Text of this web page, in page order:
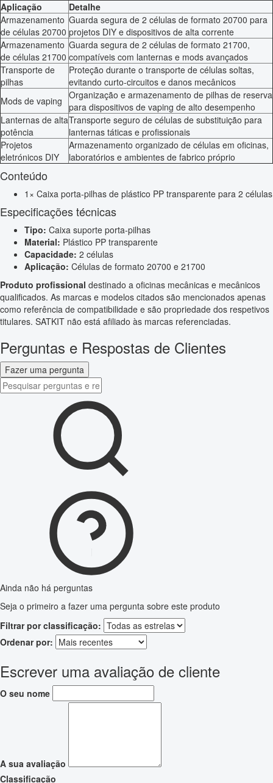
Aplicação
Detalhe
Armazenamento
de células 20700
Guarda segura de 2 células de formato 20700 para
projetos DIY e dispositivos de alta corrente
Armazenamento
de células 21700
Guarda segura de 2 células de formato 21700,
compatíveis com lanternas e mods avançados
Transporte de
pilhas
Proteção durante o transporte de células soltas,
evitando curto-circuitos e danos mecânicos
Mods de vaping Organização e armazenamento de pilhas de reserva
para dispositivos de vaping de alto desempenho
Lanternas de alta
potência
Transporte seguro de células de substituição para
lanternas táticas e profissionais
Projetos
eletrónicos DIY
Armazenamento organizado de células em oficinas,
laboratórios e ambientes de fabrico próprio
Conteúdo
1× Caixa porta-pilhas de plástico PP transparente para 2 células
Especificações técnicas
Tipo: Caixa suporte porta-pilhas
Material: Plástico PP transparente
Capacidade: 2 células
Aplicação: Células de formato 20700 e 21700
Produto profissional destinado a oficinas mecânicas e mecânicos
qualificados. As marcas e modelos citados são mencionados apenas
como referência de compatibilidade e são propriedade dos respetivos
titulares. SATKIT não está afiliado às marcas referenciadas.
Perguntas e Respostas de Clientes
Fazer uma pergunta
Ainda não há perguntas
Seja o primeiro a fazer uma pergunta sobre este produto
Filtrar por classificação:
Ordenar por:
Escrever uma avaliação de cliente
O seu nome
A sua avaliação
Classificação